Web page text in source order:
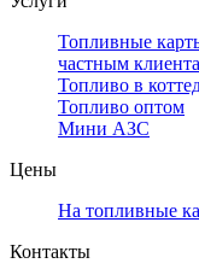
Топливные
частным
Топливо в
Топливо оптом
Мини АЗС
Цены
На топливные
Контакты